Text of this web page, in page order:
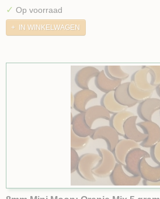
✓ Op voorraad
IN WINKELWAGEN